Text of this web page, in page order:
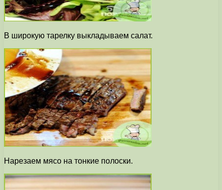
В широкую тарелку выкладываем салат.
Нарезаем мясо на тонкие полоски.